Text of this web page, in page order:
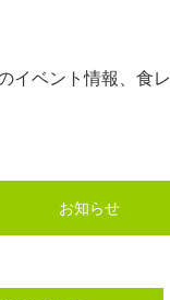
イベント情報、食レ
お知らせ